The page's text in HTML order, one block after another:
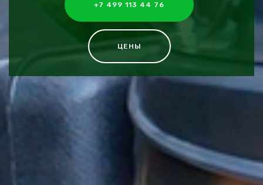
+7 499 113 44 76
ЦЕНЫ